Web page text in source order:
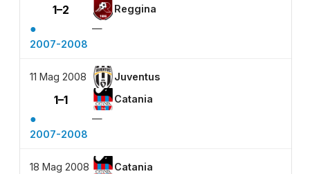
1–2 Reggina
●
—
2007-2008
11 Mag 2008 Juventus
1–1 Catania
●
—
2007-2008
18 Mag 2008 Catania